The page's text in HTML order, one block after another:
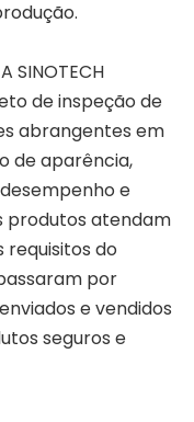
SINOTECH
de inspeção de
abrangentes em
de aparência,
e
produtos atendam
requisitos do
por
e vendidos
seguros e